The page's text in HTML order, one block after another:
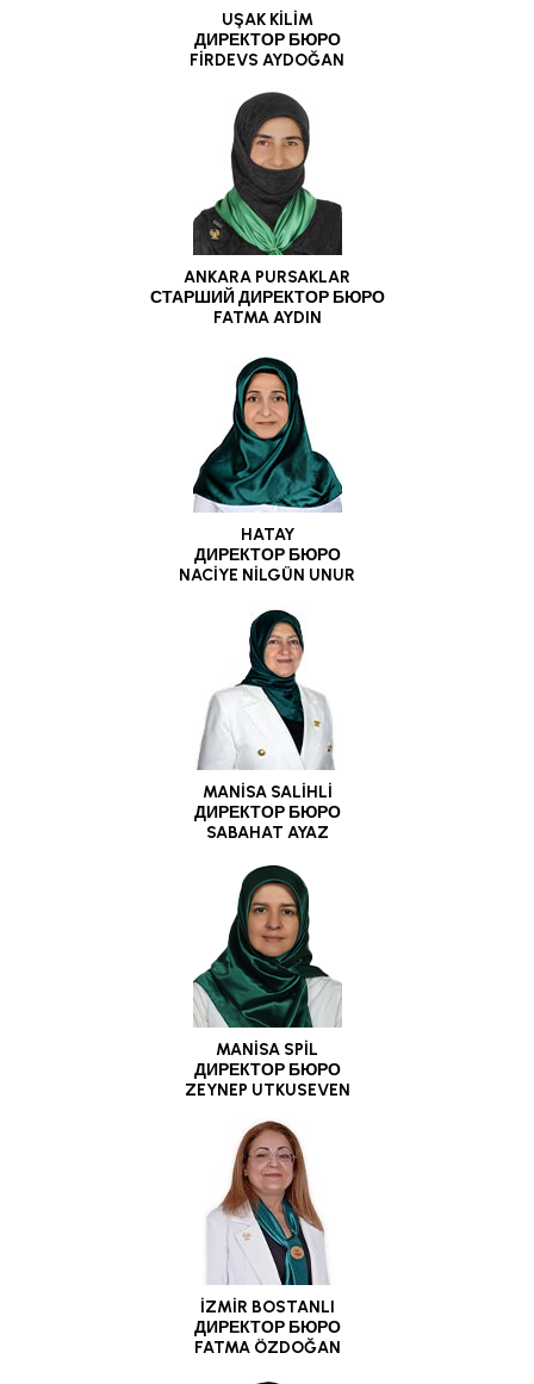
UŞAK KİLİM
ДИРЕКТОР БЮРО
FİRDEVS AYDOĞAN
ANKARA PURSAKLAR
СТАРШИЙ ДИРЕКТОР БЮРО
FATMA AYDIN
HATAY
ДИРЕКТОР БЮРО
NACİYE NİLGÜN UNUR
MANİSA SALİHLİ
ДИРЕКТОР БЮРО
SABAHAT AYAZ
MANİSA SPİL
ДИРЕКТОР БЮРО
ZEYNEP UTKUSEVEN
İZMİR BOSTANLI
ДИРЕКТОР БЮРО
FATMA ÖZDOĞAN